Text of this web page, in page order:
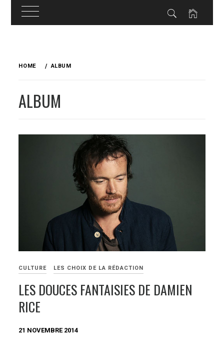
HOME ALBUM
ALBUM
CULTURE LES CHOIX DE LA RÉDACTION
LES DOUCES FANTAISIES DE DAMIEN
RICE
21 NOVEMBRE 2014